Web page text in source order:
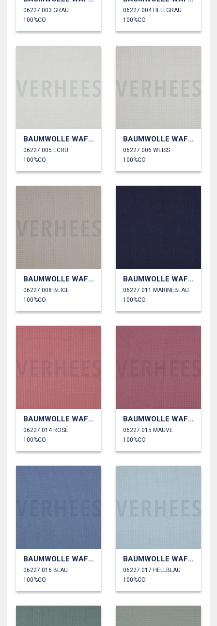
06227.003 GRAU
100%CO
06227.004 HELLGRAU
100%CO
BAUMWOLLE WAFFEL
06227.005 ECRU
100%CO
BAUMWOLLE WAFFEL
06227.006 WEISS
100%CO
BAUMWOLLE WAFFEL
06227.008 BEIGE
100%CO
BAUMWOLLE WAFFEL
06227.011 MARINEBLAU
100%CO
BAUMWOLLE WAFFEL
06227.014 ROSÉ
100%CO
BAUMWOLLE WAFFEL
06227.015 MAUVE
100%CO
BAUMWOLLE WAFFEL
06227.016 BLAU
100%CO
BAUMWOLLE WAFFEL
06227.017 HELLBLAU
100%CO